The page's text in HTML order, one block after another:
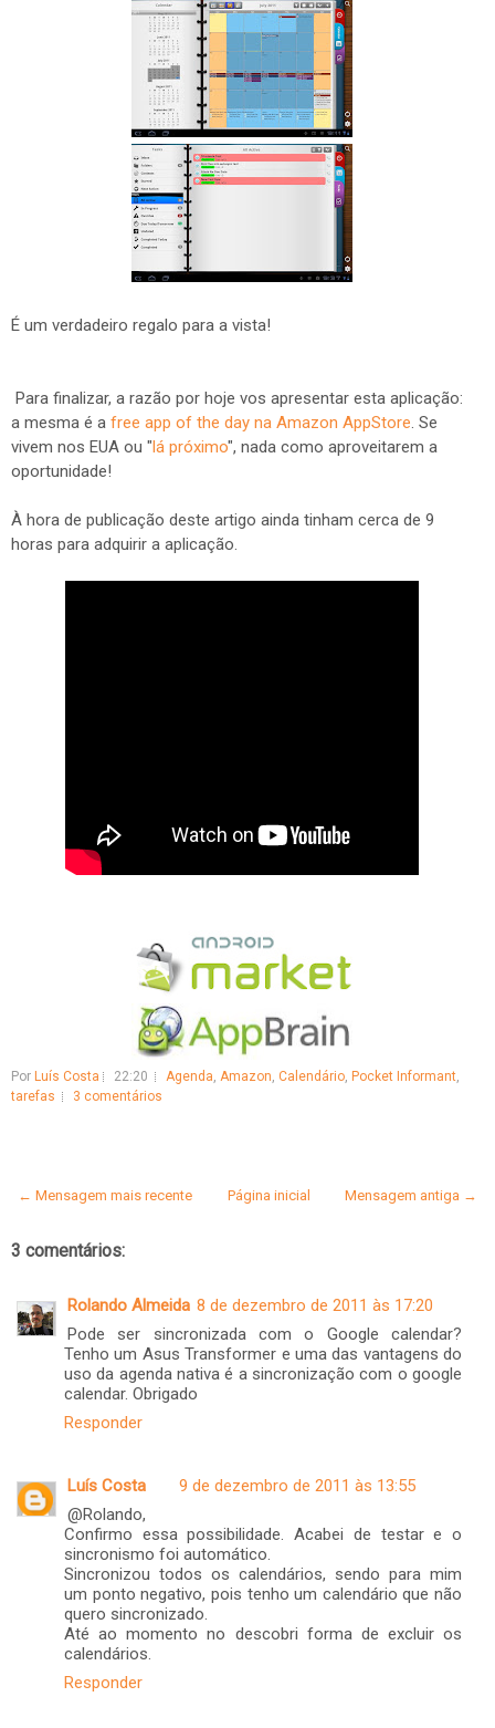
É um verdadeiro regalo para a vista!
Para finalizar, a razão por hoje vos apresentar esta aplicação:
a mesma é a free app of the day na Amazon AppStore. Se
vivem nos EUA ou "lá próximo", nada como aproveitarem a
oportunidade!
À hora de publicação deste artigo ainda tinham cerca de 9
horas para adquirir a aplicação.
Por Luís Costa 22:20 Agenda, Amazon, Calendário, Pocket Informant,
tarefas
3 comentários
← Mensagem mais recente Mensagem antiga →
Página inicial
3 comentários:
Rolando Almeida 8 de dezembro de 2011 às 17:20
Pode ser sincronizada com o Google calendar?
Tenho um Asus Transformer e uma das vantagens do
uso da agenda nativa é a sincronização com o google
calendar. Obrigado
Responder
Luís Costa
9 de dezembro de 2011 às 13:55
@Rolando,
Confirmo essa possibilidade. Acabei de testar e o
sincronismo foi automático.
Sincronizou todos os calendários, sendo para mim
um ponto negativo, pois tenho um calendário que não
quero sincronizado.
Até ao momento no descobri forma de excluir os
calendários.
Responder